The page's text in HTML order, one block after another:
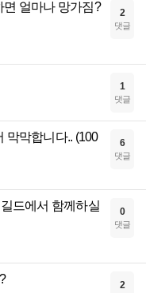
면 얼마나 망가짐? 2
댓글
1
댓글
막막합니다.. (100
6
댓글
드에서 함께하실
0
댓글
2